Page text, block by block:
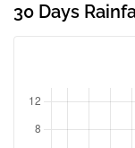
30 Days